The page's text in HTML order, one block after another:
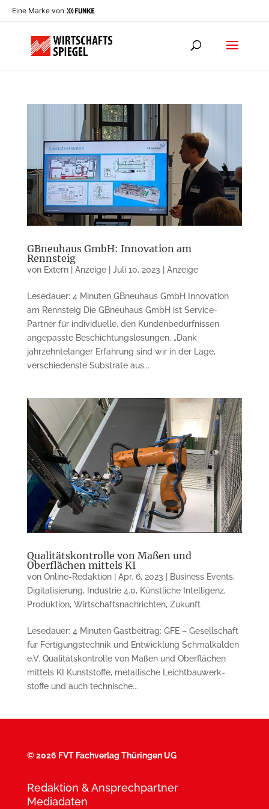
Eine Marke von
GBneuhaus GmbH: Innovation am
Rennsteig
von Extern | Anzeige| Juli 10, 2023 | Anzeige
Lesedauer: 4 Minuten GBneuhaus GmbH Innovation
am Rennsteig Die GBneuhaus GmbH ist Service-
Partner für individuelle, den Kundenbedürfnissen
angepasste Beschichtungslösungen. „Dank
jahrzehntelanger Erfahrung sind wir in der Lage,
verschiedenste Substrate aus...
Qualitätskontrolle von Maßen und
Oberflächen mittels KI
von Online-Redaktion| Apr. 6, 2023 | Business Events,
Digitalisierung, Industrie 4.0, Künstliche Intelligenz,
Produktion, Wirtschaftsnachrichten, Zukunft
Lesedauer: 4 Minuten Gastbeitrag: GFE – Gesellschaft
für Fertigungstechnik und Entwicklung Schmalkalden
e.V. Qualitätskontrolle von Maßen und Oberflächen
mittels KI Kunststoffe, metallische Leicht­bau­werk­
stoffe und auch tech­nische...
©2026 FVT Fachverlag Thüringen UG
Redaktion & Ansprechpartner
Mediadaten